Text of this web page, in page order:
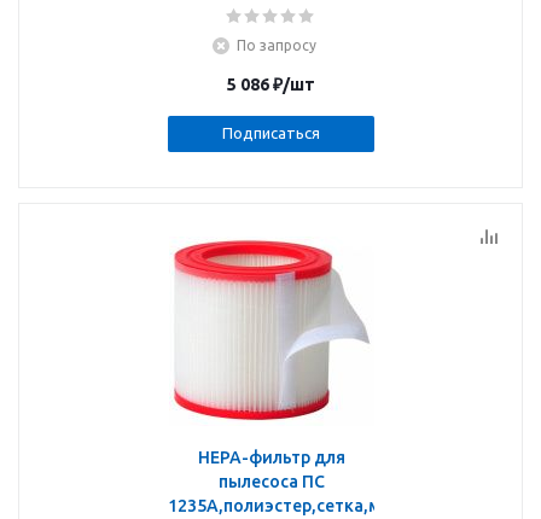
По запросу
5 086₽/шт
Подписаться
HEPA-фильтр для
пылесоса ПС
1235А,полиэстер,сетка,моющийся